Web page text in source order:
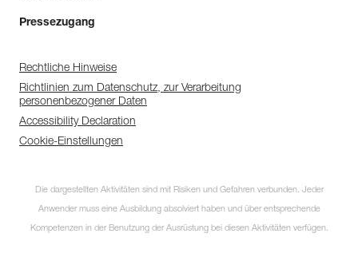
Pressezugang
Rechtliche Hinweise
Richtlinien zum Datenschutz, zur Verarbeitung
personenbezogener Daten
Accessibility Declaration
Cookie-Einstellungen
Die dargestellten Aktivitäten sind mit Risiken und Gefahren verbunden. Jeder
Anwender muss eine Ausbildung absolviert haben und über entsprechende
Kompetenzen in der Benutzung der Ausrüstung bei diesen Aktivitäten verfügen.